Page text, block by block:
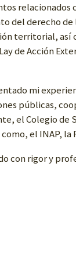
relacionados
del derecho
territorial,
de Acción
mi
públicas,
el Colegio de
el INAP, la
con rigor y